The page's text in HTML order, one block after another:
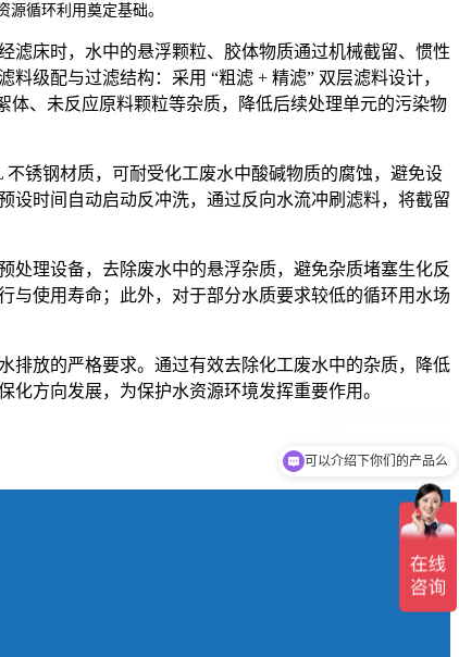
循环利用奠定基础。
滤床时，水中的悬浮颗粒、胶体物质通过机械截留、惯性
级配与过滤结构：采用 “粗滤 + 精滤” 双层滤料设计，
体、未反应原料颗粒等杂质，降低后续处理单元的污染物
锈钢材质，可耐受化工废水中酸碱物质的腐蚀，避免设
设时间自动启动反冲洗，通过反向水流冲刷滤料，将截留
处理设备，去除废水中的悬浮杂质，避免杂质堵塞生化反
与使用寿命；此外，对于部分水质要求较低的循环用水场
排放的严格要求。通过有效去除化工废水中的杂质，降低
方向发展，为保护水资源环境发挥重要作用。
可以介绍下你们的产品么